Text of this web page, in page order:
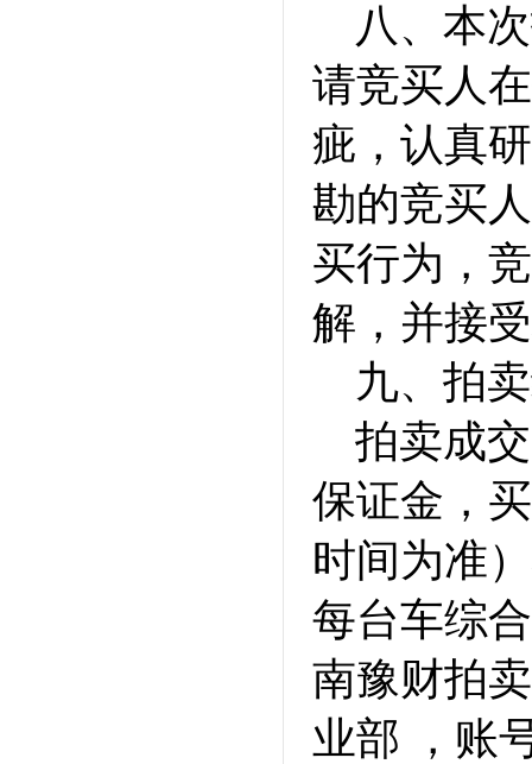
八、本
请竞买人
疵，认真
勘的竞买
买行为，
解，并接
九、拍
拍卖成
保证金，
时间为准
每台车综
南豫财拍
业部 ，账